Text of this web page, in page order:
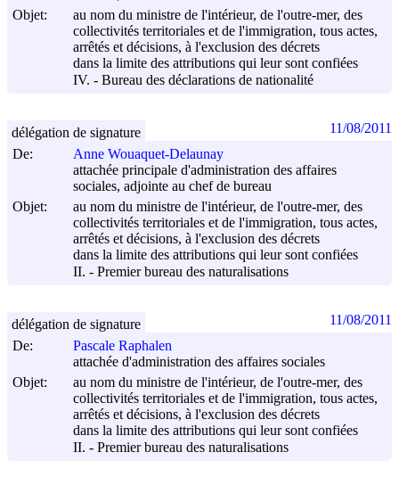
Objet:
au nom du ministre de l'intérieur, de l'outre-mer, des
collectivités territoriales et de l'immigration, tous actes,
arrêtés et décisions, à l'exclusion des décrets
dans la limite des attributions qui leur sont confiées
IV. - Bureau des déclarations de nationalité
De:
Anne Wouaquet-Delaunay
attachée principale d'administration des affaires
sociales, adjointe au chef de bureau
Objet:
au nom du ministre de l'intérieur, de l'outre-mer, des
collectivités territoriales et de l'immigration, tous actes,
arrêtés et décisions, à l'exclusion des décrets
dans la limite des attributions qui leur sont confiées
II. - Premier bureau des naturalisations
délégation de signature 11/08/2011
De:
Pascale Raphalen
attachée d'administration des affaires sociales
Objet:
au nom du ministre de l'intérieur, de l'outre-mer, des
collectivités territoriales et de l'immigration, tous actes,
arrêtés et décisions, à l'exclusion des décrets
dans la limite des attributions qui leur sont confiées
II. - Premier bureau des naturalisations
délégation de signature 11/08/2011